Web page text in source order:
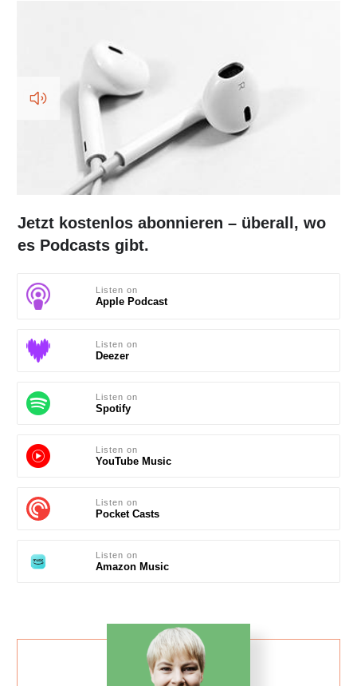
Jetzt kostenlos abonnieren – überall, wo
es Podcasts gibt.
Listen on
Apple Podcast
Listen on
Deezer
Listen on
Spotify
Listen on
YouTube Music
Listen on
Pocket Casts
Listen on
Amazon Music